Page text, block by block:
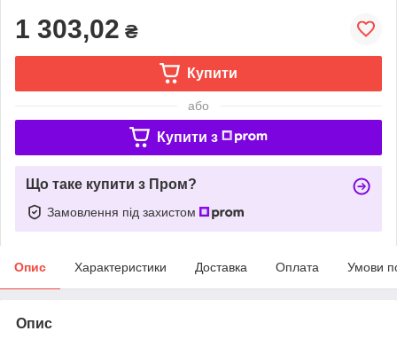
1 303,02 ₴
Купити
або
Купити з
Що таке купити з Пром?
Замовлення під захистом
Опис Характеристики Доставка Оплата Умови
Опис